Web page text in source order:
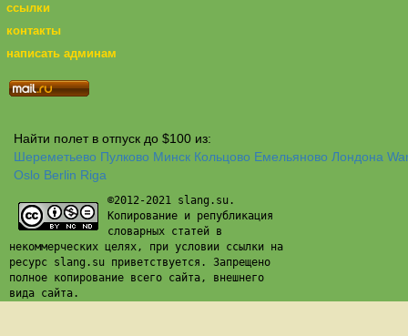
ссылки
контакты
написать админам
Найти полет в отпуск до $100 из:
Шереметьево Пулково Минск Кольцово Емельяново Лондона
Oslo Berlin Riga
©2012-2021 slang.su.
Копирование и републикация
словарных статей в
некоммерческих целях, при условии ссылки на
ресурс slang.su приветствуется. Запрещено
полное копирование всего сайта, внешнего
вида сайта.